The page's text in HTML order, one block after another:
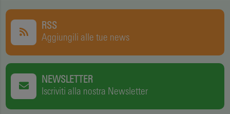
RSS
Aggiungili alle tue news
NEWSLETTER
Iscriviti alla nostra Newsletter